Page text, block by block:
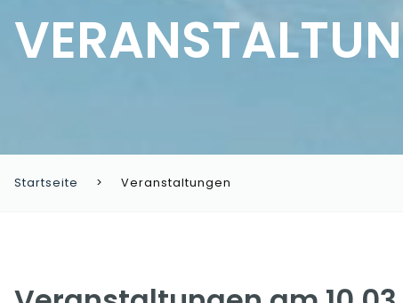
Startseite Veranstaltungen